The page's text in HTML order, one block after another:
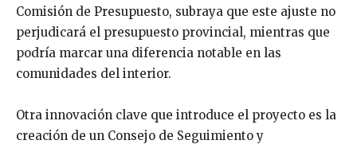
Comisión de Presupuesto, subraya que este ajuste no
perjudicará el presupuesto provincial, mientras que
podría marcar una diferencia notable en las
comunidades del interior.
Otra innovación clave que introduce el proyecto es la
creación de un Consejo de Seguimiento y